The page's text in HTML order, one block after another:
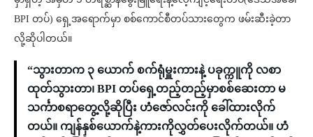
BPI တပ်) ရှေ့အရောက်မှာ စစ်ကောင်စီတပ်သားတွေက ဖမ်းဆီးခဲ့တာ
လို့ဆိုပါတယ်။
“သွားတာက ၃ ယောက် စက်ရုံမှူးကားနဲ့ ပခုက္ကူကို လစာ
ထုတ်သွားတာ၊ BPI တပ်ရှေ့တည့်တည့်မှာစစ်ဆေးတာ မ
သင်္ကာစရာတွေ့လို့ဆိုပြီး ဟံဇော်လင်းကို ခေါ်ထားလိုက်
တယ်။ ကျန်နှစ်ယောက်နဲ့ကားကိုလွှတ်ပေးလိုက်တယ်။ ဟံ